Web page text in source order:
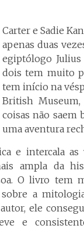
Carter e Sadie
apenas duas
egiptólogo
dois tem muito
tem início na
British
coisas não saem
uma aventura
e intercala as
ampla da
O livro tem
a
ele
e